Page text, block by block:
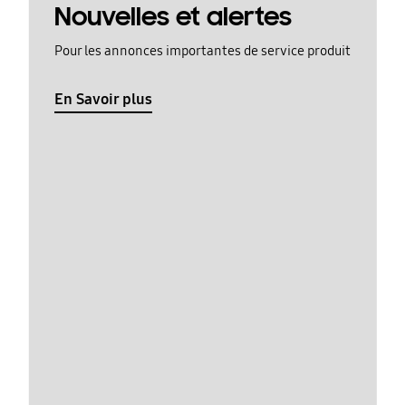
Nouvelles et alertes
Pour les annonces importantes de service produit
En Savoir plus